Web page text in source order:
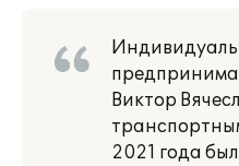
Виктор
2021 года